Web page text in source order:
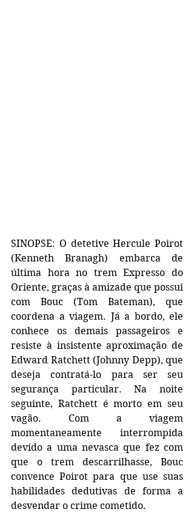
SINOPSE: O detetive Hercule Poirot
(Kenneth Branagh) embarca de
última hora no trem Expresso do
Oriente, graças à amizade que possui
com Bouc (Tom Bateman), que
coordena a viagem. Já a bordo, ele
conhece os demais passageiros e
resiste à insistente aproximação de
Edward Ratchett (Johnny Depp), que
deseja contratá-lo para ser seu
segurança particular. Na noite
seguinte, Ratchett é morto em seu
vagão. Com a viagem
momentaneamente interrompida
devido a uma nevasca que fez com
que o trem descarrilhasse, Bouc
convence Poirot para que use suas
habilidades dedutivas de forma a
desvendar o crime cometido.